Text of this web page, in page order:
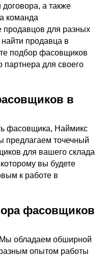
а также
команда
продавцов для разных
продавца в
подбор фасовщиков
партнера для своего
в
фасовщика, Наймикс
точечный
для вашего склада
вы будете
к работе в
фасовщиков
Мы обладаем обширной
опытом работы